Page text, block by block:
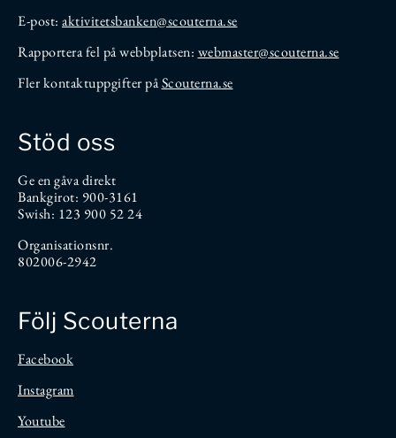
E-post: aktivitetsbanken@scouterna.se
Rapportera fel på webbplatsen: webmaster@scouterna.se
Fler kontaktuppgifter påScouterna.se
Stöd oss
Ge en gåva direkt
Bankgirot: 900-3161
Swish: 123 900 52 24
Organisationsnr.
802006-2942
Följ Scouterna
Facebook
Instagram
Youtube